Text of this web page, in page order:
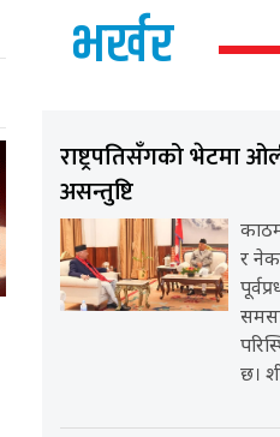
भर्खर
राष्ट्रपतिसँगको भेटमा
असन्तुष्टि
र
छ।